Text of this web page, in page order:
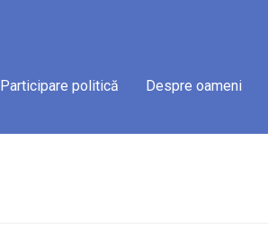
Participare politică Despre oameni